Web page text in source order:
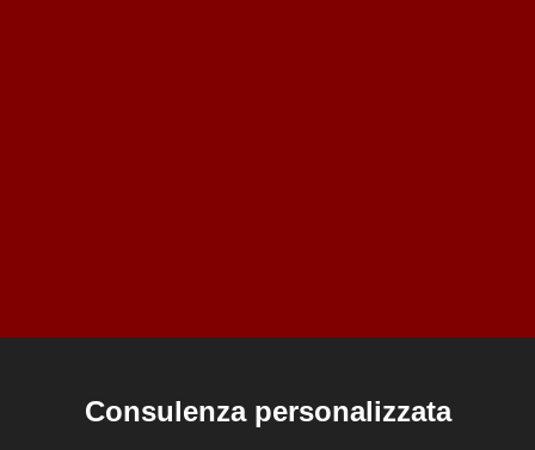
Consulenza personalizzata